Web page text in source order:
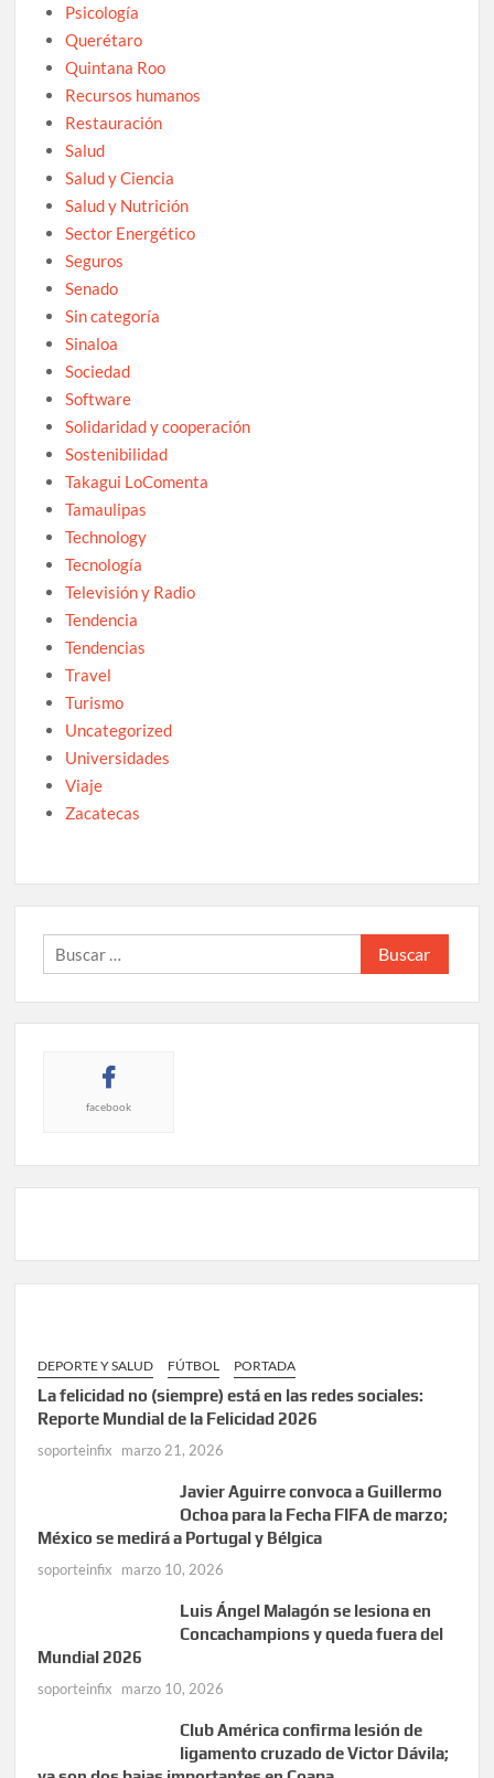
Psicología
Querétaro
Quintana Roo
Recursos humanos
Restauración
Salud
Salud y Ciencia
Salud y Nutrición
Sector Energético
Seguros
Senado
Sin categoría
Sinaloa
Sociedad
Software
Solidaridad y cooperación
Sostenibilidad
Takagui LoComenta
Tamaulipas
Technology
Tecnología
Televisión y Radio
Tendencia
Tendencias
Travel
Turismo
Uncategorized
Universidades
Viaje
Zacatecas
Buscar:
facebook
DEPORTE Y SALUD FÚTBOL PORTADA
La felicidad no (siempre) está en las redes sociales:
Reporte Mundial de la Felicidad 2026
soporteinfix marzo 21, 2026
Javier Aguirre convoca a Guillermo
Ochoa para la Fecha FIFA de marzo;
México se medirá a Portugal y Bélgica
soporteinfix marzo 10, 2026
Luis Ángel Malagón se lesiona en
Concachampions y queda fuera del
Mundial 2026
soporteinfix marzo 10, 2026
Club América confirma lesión de
ligamento cruzado de Victor Dávila;